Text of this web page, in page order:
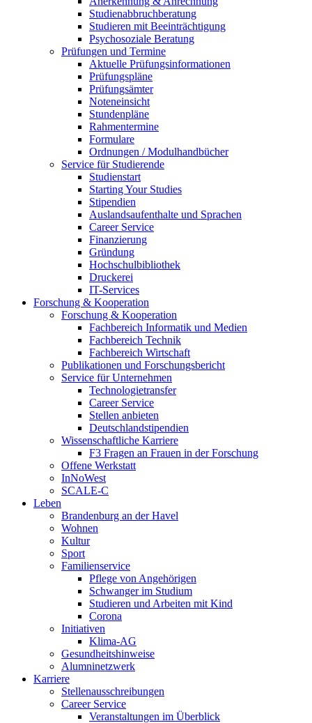
Studienabbruchberatung
Studieren mit Beeinträchtigung
Psychosoziale Beratung
Prüfungen und Termine
Aktuelle Prüfungsinformationen
Prüfungspläne
Prüfungsämter
Noteneinsicht
Stundenpläne
Rahmentermine
Formulare
Ordnungen / Modulhandbücher
Service für Studierende
Studienstart
Starting Your Studies
Stipendien
Auslandsaufenthalte und Sprachen
Career Service
Finanzierung
Gründung
Hochschulbibliothek
Druckerei
IT-Services
Forschung & Kooperation
Forschung & Kooperation
Fachbereich Informatik und Medien
Fachbereich Technik
Fachbereich Wirtschaft
Publikationen und Forschungsbericht
Service für Unternehmen
Technologietransfer
Career Service
Stellen anbieten
Deutschlandstipendien
Wissenschaftliche Karriere
F3 Fragen an Frauen in der Forschung
Offene Werkstatt
InNoWest
SCALE-C
Leben
Brandenburg an der Havel
Wohnen
Kultur
Sport
Familienservice
Pflege von Angehörigen
Schwanger im Studium
Studieren und Arbeiten mit Kind
Corona
Initiativen
Klima-AG
Gesundheitshinweise
Alumninetzwerk
Karriere
Stellenausschreibungen
Career Service
Veranstaltungen im Überblick